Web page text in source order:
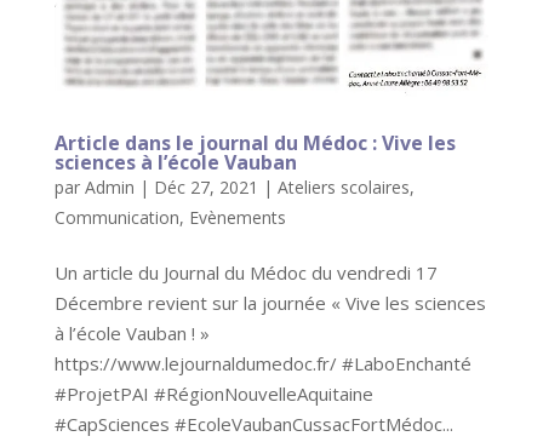
Article dans le journal du Médoc : Vive les
sciences à l’école Vauban
par Admin | Déc 27, 2021 | Ateliers scolaires,
Communication, Evènements
Un article du Journal du Médoc du vendredi 17
Décembre revient sur la journée « Vive les sciences
à l’école Vauban ! »
https://www.lejournaldumedoc.fr/ #LaboEnchanté
#ProjetPAI #RégionNouvelleAquitaine
#CapSciences #EcoleVaubanCussacFortMédoc...